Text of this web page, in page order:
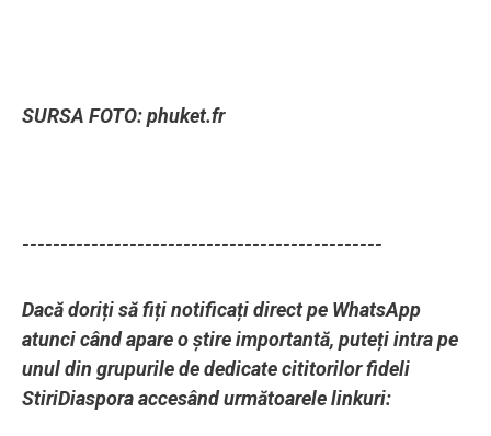
SURSA FOTO: phuket.fr
-----------------------------------------------
Dacă doriți să fiți notificați direct pe WhatsApp
atunci când apare o știre importantă, puteți intra pe
unul din grupurile de dedicate cititorilor fideli
StiriDiaspora accesând următoarele linkuri: